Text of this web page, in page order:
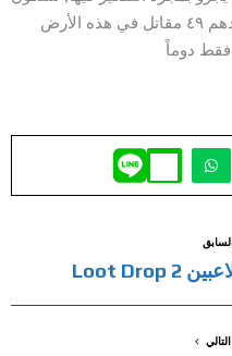
انت ومجموعة من المقاتلين يصل عددهم ٤٩ مقاتل في هذه الأرض
فقط دوماً